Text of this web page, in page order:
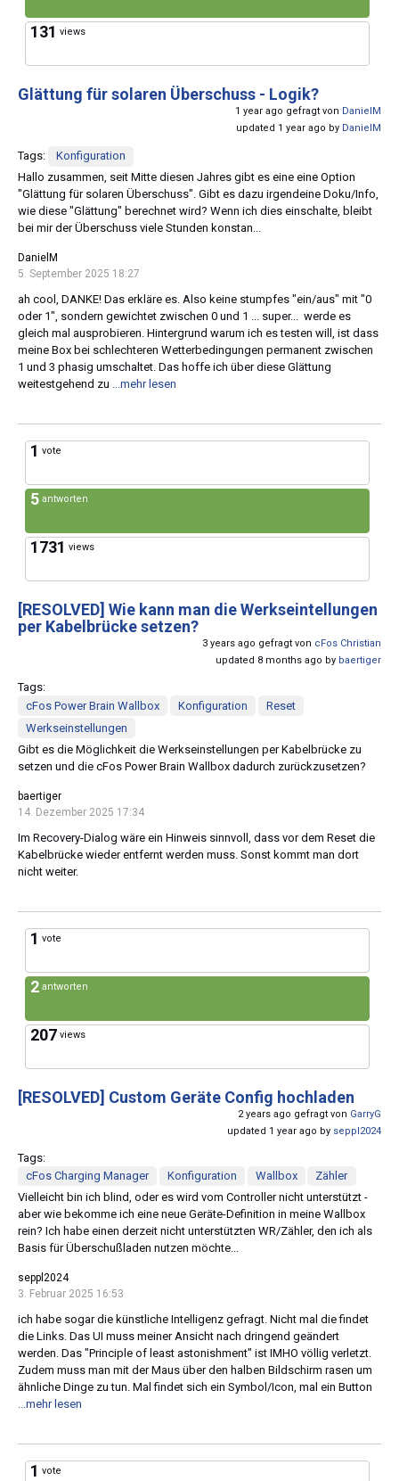
131 views
Glättung für solaren Überschuss - Logik?
1 year ago gefragt von DanielM
updated 1 year ago by DanielM
Tags:
Konfiguration
Hallo zusammen, seit Mitte diesen Jahres gibt es eine eine Option
"Glättung für solaren Überschuss". Gibt es dazu irgendeine Doku/Info,
wie diese "Glättung" berechnet wird? Wenn ich dies einschalte, bleibt
bei mir der Überschuss viele Stunden konstan...
DanielM
5. September 2025 18:27
ah cool, DANKE! Das erkläre es. Also keine stumpfes "ein/aus" mit "0
oder 1", sondern gewichtet zwischen 0 und 1 ... super... werde es
gleich mal ausprobieren. Hintergrund warum ich es testen will, ist dass
meine Box bei schlechteren Wetterbedingungen permanent zwischen
1 und 3 phasig umschaltet. Das hoffe ich über diese Glättung
weitestgehend zu ...mehr lesen
1 vote
5 antworten
1731 views
[RESOLVED] Wie kann man die Werkseintellungen
per Kabelbrücke setzen?
3 years ago gefragt von cFos Christian
updated 8 months ago by baertiger
Tags:
cFos Power Brain Wallbox
Konfiguration
Reset
Werkseinstellungen
Gibt es die Möglichkeit die Werkseinstellungen per Kabelbrücke zu
setzen und die cFos Power Brain Wallbox dadurch zurückzusetzen?
baertiger
14. Dezember 2025 17:34
Im Recovery-Dialog wäre ein Hinweis sinnvoll, dass vor dem Reset die
Kabelbrücke wieder entfernt werden muss. Sonst kommt man dort
nicht weiter.
1 vote
2 antworten
207 views
[RESOLVED] Custom Geräte Config hochladen
2 years ago gefragt von GarryG
updated 1 year ago by seppl2024
Tags:
cFos Charging Manager
Konfiguration Wallbox
Zähler
Vielleicht bin ich blind, oder es wird vom Controller nicht unterstützt -
aber wie bekomme ich eine neue Geräte-Definition in meine Wallbox
rein? Ich habe einen derzeit nicht unterstützten WR/Zähler, den ich als
Basis für Überschußladen nutzen möchte...
seppl2024
3. Februar 2025 16:53
ich habe sogar die künstliche Intelligenz gefragt. Nicht mal die findet
die Links. Das UI muss meiner Ansicht nach dringend geändert
werden. Das "Principle of least astonishment" ist IMHO völlig verletzt.
Zudem muss man mit der Maus über den halben Bildschirm rasen um
ähnliche Dinge zu tun. Mal findet sich ein Symbol/Icon, mal ein Button
...mehr lesen
1 vote